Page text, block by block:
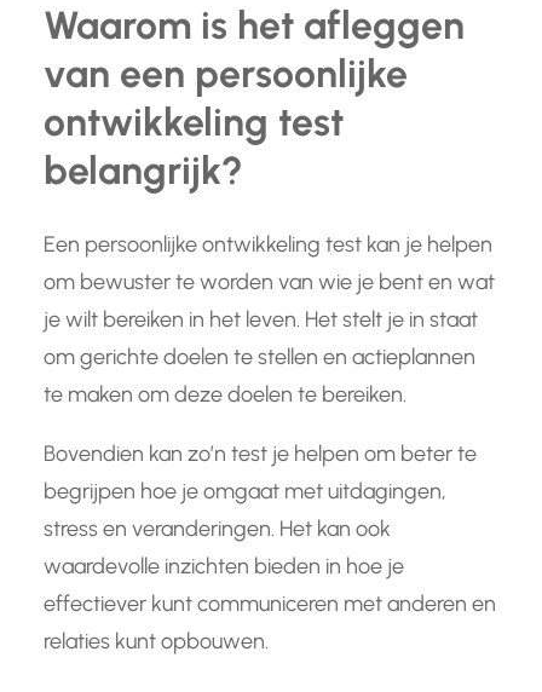
Waarom is het afleggen
van een persoonlijke
ontwikkeling test
belangrijk?
Een persoonlijke ontwikkeling test kan je helpen
om bewuster te worden van wie je bent en wat
je wilt bereiken in het leven. Het stelt je in staat
om gerichte doelen te stellen en actieplannen
te maken om deze doelen te bereiken.
Bovendien kan zo’n test je helpen om beter te
begrijpen hoe je omgaat met uitdagingen,
stress en veranderingen. Het kan ook
waardevolle inzichten bieden in hoe je
effectiever kunt communiceren met anderen en
relaties kunt opbouwen.